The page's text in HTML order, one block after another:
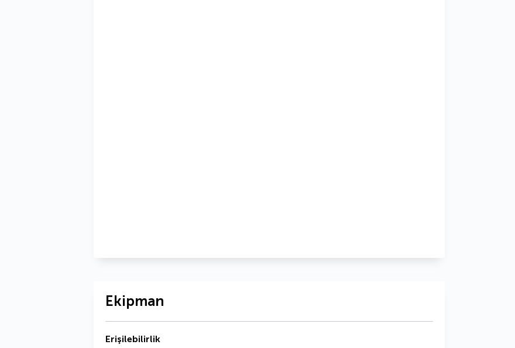
Ekipman
Erişilebilirlik